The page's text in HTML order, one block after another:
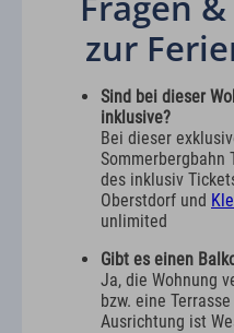
zur
Sind bei dieser
inklusive?
Bei dieser
Sommerbergbahn
des inklusiv
Oberstdorf und
unlimited
Gibt es einen
Ja, die Wohnung
bzw. eine
Ausrichtung ist